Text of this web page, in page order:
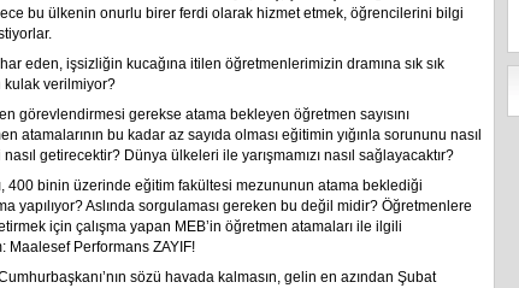
bu ülkenin onurlu birer ferdi olarak hizmet etmek, öğrencilerini bilgi
eden, işsizliğin kucağına itilen öğretmenlerimizin dramına sık sık
kulak verilmiyor?
görevlendirmesi gerekse atama bekleyen öğretmen sayısını
atamalarının bu kadar az sayıda olması eğitimin yığınla sorununu nasıl
getirecektir? Dünya ülkeleri ile yarışmamızı nasıl sağlayacaktır?
400 binin üzerinde eğitim fakültesi mezununun atama beklediği
yapılıyor? Aslında sorgulaması gereken bu değil midir? Öğretmenlere
için çalışma yapan MEB’in öğretmen atamaları ile ilgili
Maalesef Performans ZAYIF!
sözü havada kalmasın, gelin en azından Şubat